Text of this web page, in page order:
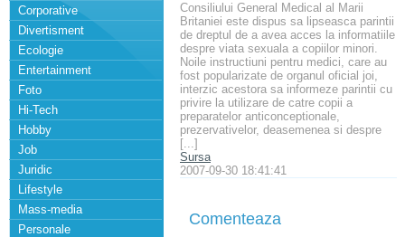
Corporative
Divertisment
Ecologie
Entertainment
Foto
Hi-Tech
Hobby
Job
Juridic
Lifestyle
Mass-media
Personale
Consiliului General Medical al Marii
Britaniei este dispus sa lipseasca parintii
de dreptul de a avea acces la informatiile
despre viata sexuala a copiilor minori.
Noile instructiuni pentru medici, care au
fost popularizate de organul oficial joi,
interzic acestora sa informeze parintii cu
privire la utilizare de catre copii a
preparatelor anticonceptionale,
prezervativelor, deasemenea si despre
[...]
Sursa
2007-09-30 18:41:41
Comenteaza